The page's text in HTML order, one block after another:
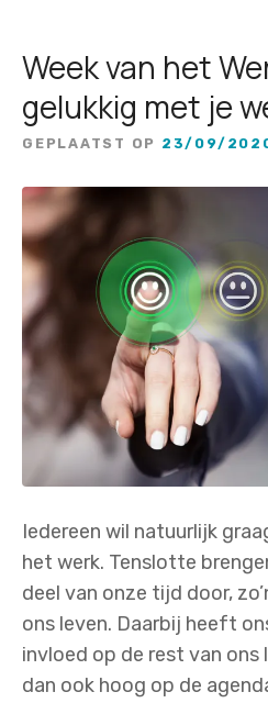
Week van het
gelukkig met je
GEPLAATST OP 23/09/
Iedereen wil natuurlijk
het werk. Tenslotte
deel van onze tijd door,
ons leven. Daarbij heeft
invloed op de rest van ons
dan ook hoog op de